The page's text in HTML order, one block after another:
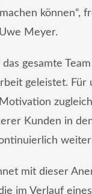
können“,
Meyer.
gesamte
geleistet. Für
Kunden in
weiter
mit dieser
im Verlauf